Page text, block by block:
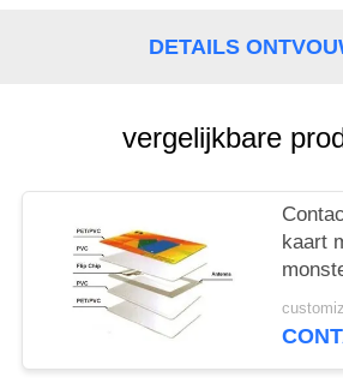
DETAILS
vergelijkbare
kaart